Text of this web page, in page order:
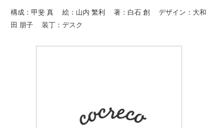
構成：甲斐 真 絵：山内 繁利 著：白石 創 デザイン：大和
田 朋子 装丁：デスク